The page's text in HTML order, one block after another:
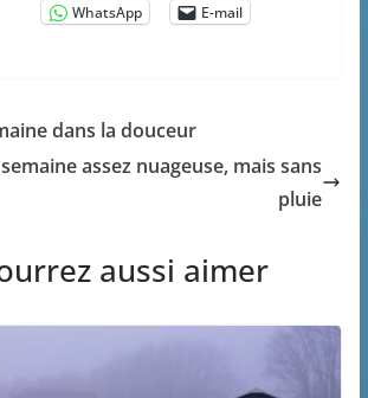
WhatsApp
E-mail
dans la douceur
assez nuageuse, mais sans
pluie
aussi aimer